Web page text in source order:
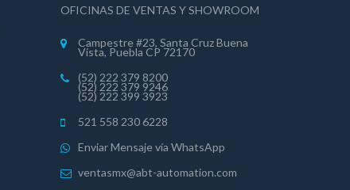
OFICINAS DE VENTAS Y SHOWROOM
Campestre #23, Santa Cruz Buena
Vista, Puebla CP 72170
(52) 222 379 8200
(52) 222 379 9246
(52) 222 399 3923
521 558 230 6228
Enviar Mensaje vía WhatsApp
ventasmx@abt-automation.com